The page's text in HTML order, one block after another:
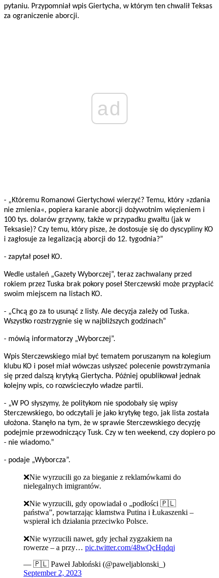
pytaniu. Przypomniał wpis Giertycha, w którym ten chwalił Teksas
za ograniczenie aborcji.
ad
- „Któremu Romanowi Giertychowi wierzyć? Temu, który »zdania
nie zmienia«, popiera karanie aborcji dożywotnim więzieniem i
100 tys. dolarów grzywny, także w przypadku gwałtu (jak w
Teksasie)? Czy temu, który pisze, że dostosuje się do dyscypliny KO
i zagłosuje za legalizacją aborcji do 12. tygodnia?”
- zapytał poseł KO.
Wedle ustaleń „Gazety Wyborczej”, teraz zachwalany przed
rokiem przez Tuska brak pokory poseł Sterczewski może przypłacić
swoim miejscem na listach KO.
- „Chcą go za to usunąć z listy. Ale decyzja zależy od Tuska.
Wszystko rozstrzygnie się w najbliższych godzinach”
- mówią informatorzy „Wyborczej”.
Wpis Sterczewskiego miał być tematem poruszanym na kolegium
klubu KO i poseł miał wówczas usłyszeć polecenie powstrzymania
się przed dalszą krytyką Giertycha. Później opublikował jednak
kolejny wpis, co rozwścieczyło władze partii.
- „W PO słyszymy, że politykom nie spodobały się wpisy
Sterczewskiego, bo odczytali je jako krytykę tego, jak lista została
ułożona. Stanęło na tym, że w sprawie Sterczewskiego decyzję
podejmie przewodniczący Tusk. Czy w ten weekend, czy dopiero po
- nie wiadomo.”
- podaje „Wyborcza”.
❌Nie wyrzucili go za bieganie z reklamówkami do
nielegalnych imigrantów.
❌Nie wyrzucili, gdy opowiadał o „podłości 🇵🇱
państwa”, powtarzając kłamstwa Putina i Łukaszenki –
wspierał ich działania przeciwko Polsce.
❌Nie wyrzucili nawet, gdy jechał zygzakiem na
rowerze – a przy… pic.twitter.com/48wQcHqdqj
— 🇵🇱 Paweł Jabłoński (@paweljablonski_)
September 2, 2023